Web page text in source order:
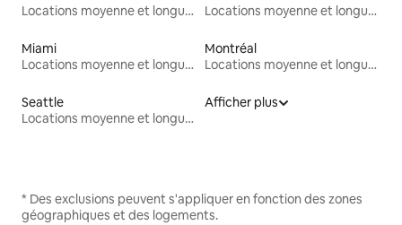
Locations moyenne et longue durée
Locations moyenne et longue durée
Miami
Locations moyenne et longue durée
Montréal
Locations moyenne et longue durée
Seattle
Locations moyenne et longue durée
Afficher plus
* Des exclusions peuvent s'appliquer en fonction des zones
géographiques et des logements.